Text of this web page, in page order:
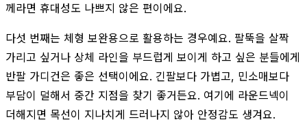
께라면 휴대성도 나쁘지 않은 편이에요.
다섯 번째는 체형 보완용으로 활용하는 경우예요. 팔뚝을 살짝
가리고 싶거나 상체 라인을 부드럽게 보이게 하고 싶은 분들에게
반팔 가디건은 좋은 선택이에요. 긴팔보다 가볍고, 민소매보다
부담이 덜해서 중간 지점을 찾기 좋거든요. 여기에 라운드넥이
더해지면 목선이 지나치게 드러나지 않아 안정감도 생겨요.